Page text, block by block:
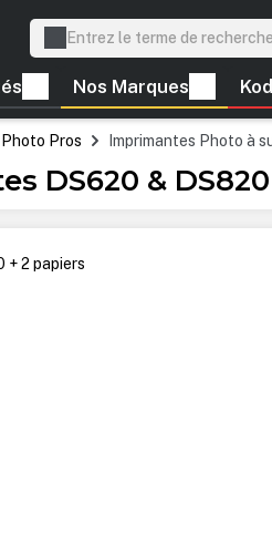
Nos Marques
Pros Imprimantes Photo à
DS620 &